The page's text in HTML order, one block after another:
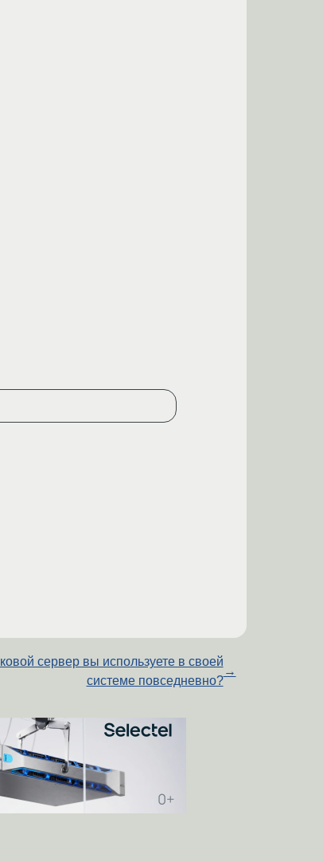
сервер вы используете в своей
системе повседневно?
→